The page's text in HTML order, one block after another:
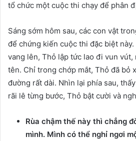
tổ chức một cuộc thi chạy để phân
Sáng sớm hôm sau, các con vật
để chứng kiến cuộc thi đặc biệt
vang lên, Thỏ lập tức lao đi vun vút,
tên. Chỉ trong chớp mắt, Thỏ đã bỏ
đường rất dài. Nhìn lại phía sau,
rãi lê từng bước, Thỏ bật cười và
Rùa chậm thế này thì chẳng
mình. Mình có thể nghỉ ngơi